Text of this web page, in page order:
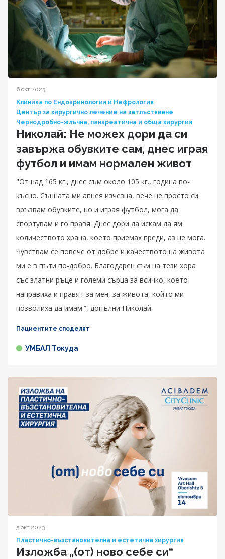
6 окт 2023
Клиника по Ендокринология и Нефрология
Център за хирургично лечение на затлъстяване
Чернодробно-жлъчна, панкреатична и обща хирургия
Николай: Не можех дори да си
завържа обувките сам, днес играя
футбол и имам нормален живот
"От над 165 кг., днес съм около 105 кг., година по-
късно. Сънната ми апнея изчезна, вече не просто си
връзвам обувките, но и играя футбол, мога да
спортувам и го правя. Днес дори да искам да ям
количеството храна, което приемах преди, аз не мога.
Чувствам се повече от добре и качеството на живота
ми е в пъти по-добро. Благодарен съм на тези хора
със златни ръце и големи сърца за всичко, което
направиха и правят за мен, за живота, който ми
позволиха да имам.“, допълни Николай.
Пациентите споделят
УМБАЛ Токуда
5 окт 2023
Пластично-възстановителна и естетична хирургия
Изложба „(от) ново себе си“